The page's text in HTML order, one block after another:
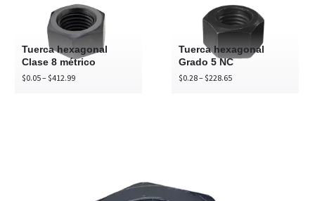
Tuerca hexagonal
Clase 8 métrico
$0.05–$412.99Price
Clase
8
métrico
Tuerca hexagonal
Grado 5 NC
$0.28–$228.65Price
Grado
5
NC